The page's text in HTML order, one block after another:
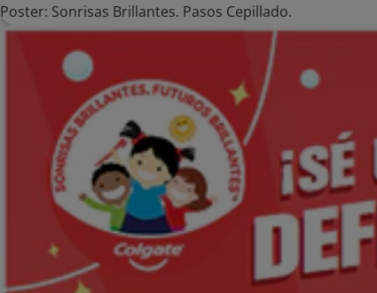
Poster: Sonrisas Brillantes. Pasos Cepillado.